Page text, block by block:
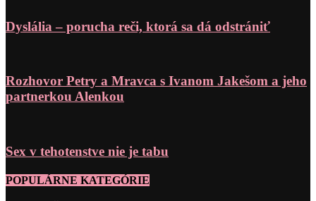
Dyslália – porucha reči, ktorá sa dá odstrániť
Rozhovor Petry a Mravca s Ivanom Jakešom a jeho
partnerkou Alenkou
Sex v tehotenstve nie je tabu
POPULÁRNE KATEGÓRIE